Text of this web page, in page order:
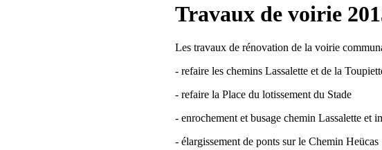
Travaux de voirie
Les travaux de rénovation de la voirie
- refaire les chemins Lassalette et de la
- refaire la Place du lotissement du Stade
- enrochement et busage chemin Lassalette et
- élargissement de ponts sur le Chemin Heücas